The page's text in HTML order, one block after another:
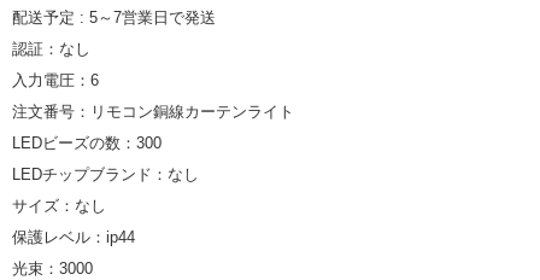
配送予定 : 5～7営業日で発送
認証：なし
入力電圧：6
注文番号：リモコン銅線カーテンライト
LEDビーズの数：300
LEDチップブランド：なし
サイズ：なし
保護レベル：ip44
光束：3000